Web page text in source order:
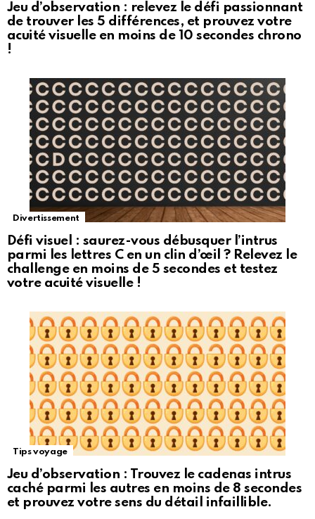
Jeu d’observation : relevez le défi passionnant
de trouver les 5 différences, et prouvez votre
acuité visuelle en moins de 10 secondes chrono
!
Divertissement
Défi visuel : saurez-vous débusquer l’intrus
parmi les lettres C en un clin d’œil ? Relevez le
challenge en moins de 5 secondes et testez
votre acuité visuelle !
Tips voyage
Jeu d’observation : Trouvez le cadenas intrus
caché parmi les autres en moins de 8 secondes
et prouvez votre sens du détail infaillible.